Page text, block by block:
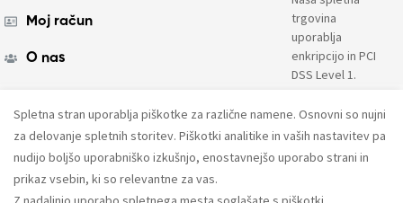
Moj račun
O nas
trgovina
uporablja
enkripcijo in PCI
DSS Level 1.
AMPX d.o.o.© 2023. Vse pravice pridržane.
Spletna stran uporablja piškotke za različne namene. Osnovni so nujni
za delovanje spletnih storitev. Piškotki analitike in vaših nastavitev pa
nudijo boljšo uporabniško izkušnjo, enostavnejšo uporabo strani in
prikaz vsebin, ki so relevantne za vas.